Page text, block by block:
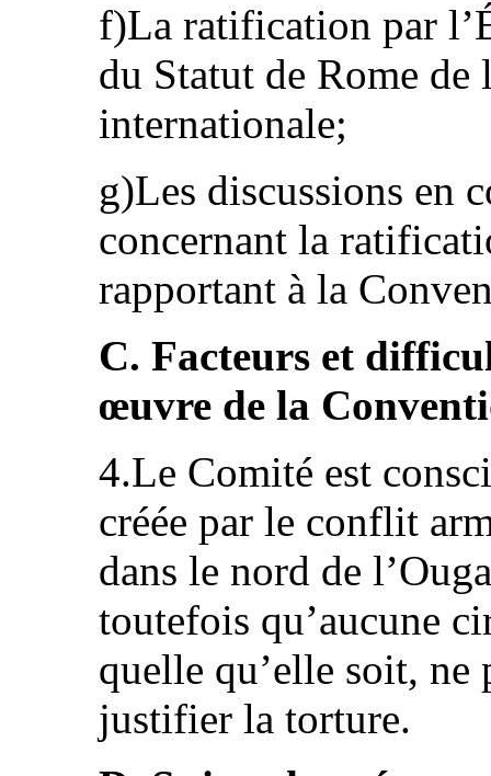
f)La ratification par
du Statut de Rome de
internationale;
g)Les discussions en
concernant la
rapportant à la
C. Facteurs et
œuvre de la
4.Le Comité est
créée par le conflit
dans le nord de
toutefois qu’aucune
quelle qu’elle soit, ne
justifier la torture.